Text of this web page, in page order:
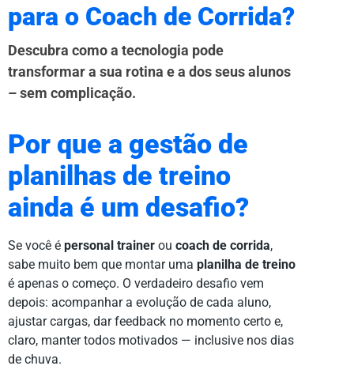
para o Coach de Corrida?
Descubra como a tecnologia pode
transformar a sua rotina e a dos seus alunos
– sem complicação.
Por que a gestão de
planilhas de treino
ainda é um desafio?
Se você é personal trainer ou coach de corrida,
sabe muito bem que montar uma planilha de treino
é apenas o começo. O verdadeiro desafio vem
depois: acompanhar a evolução de cada aluno,
ajustar cargas, dar feedback no momento certo e,
claro, manter todos motivados — inclusive nos dias
de chuva.